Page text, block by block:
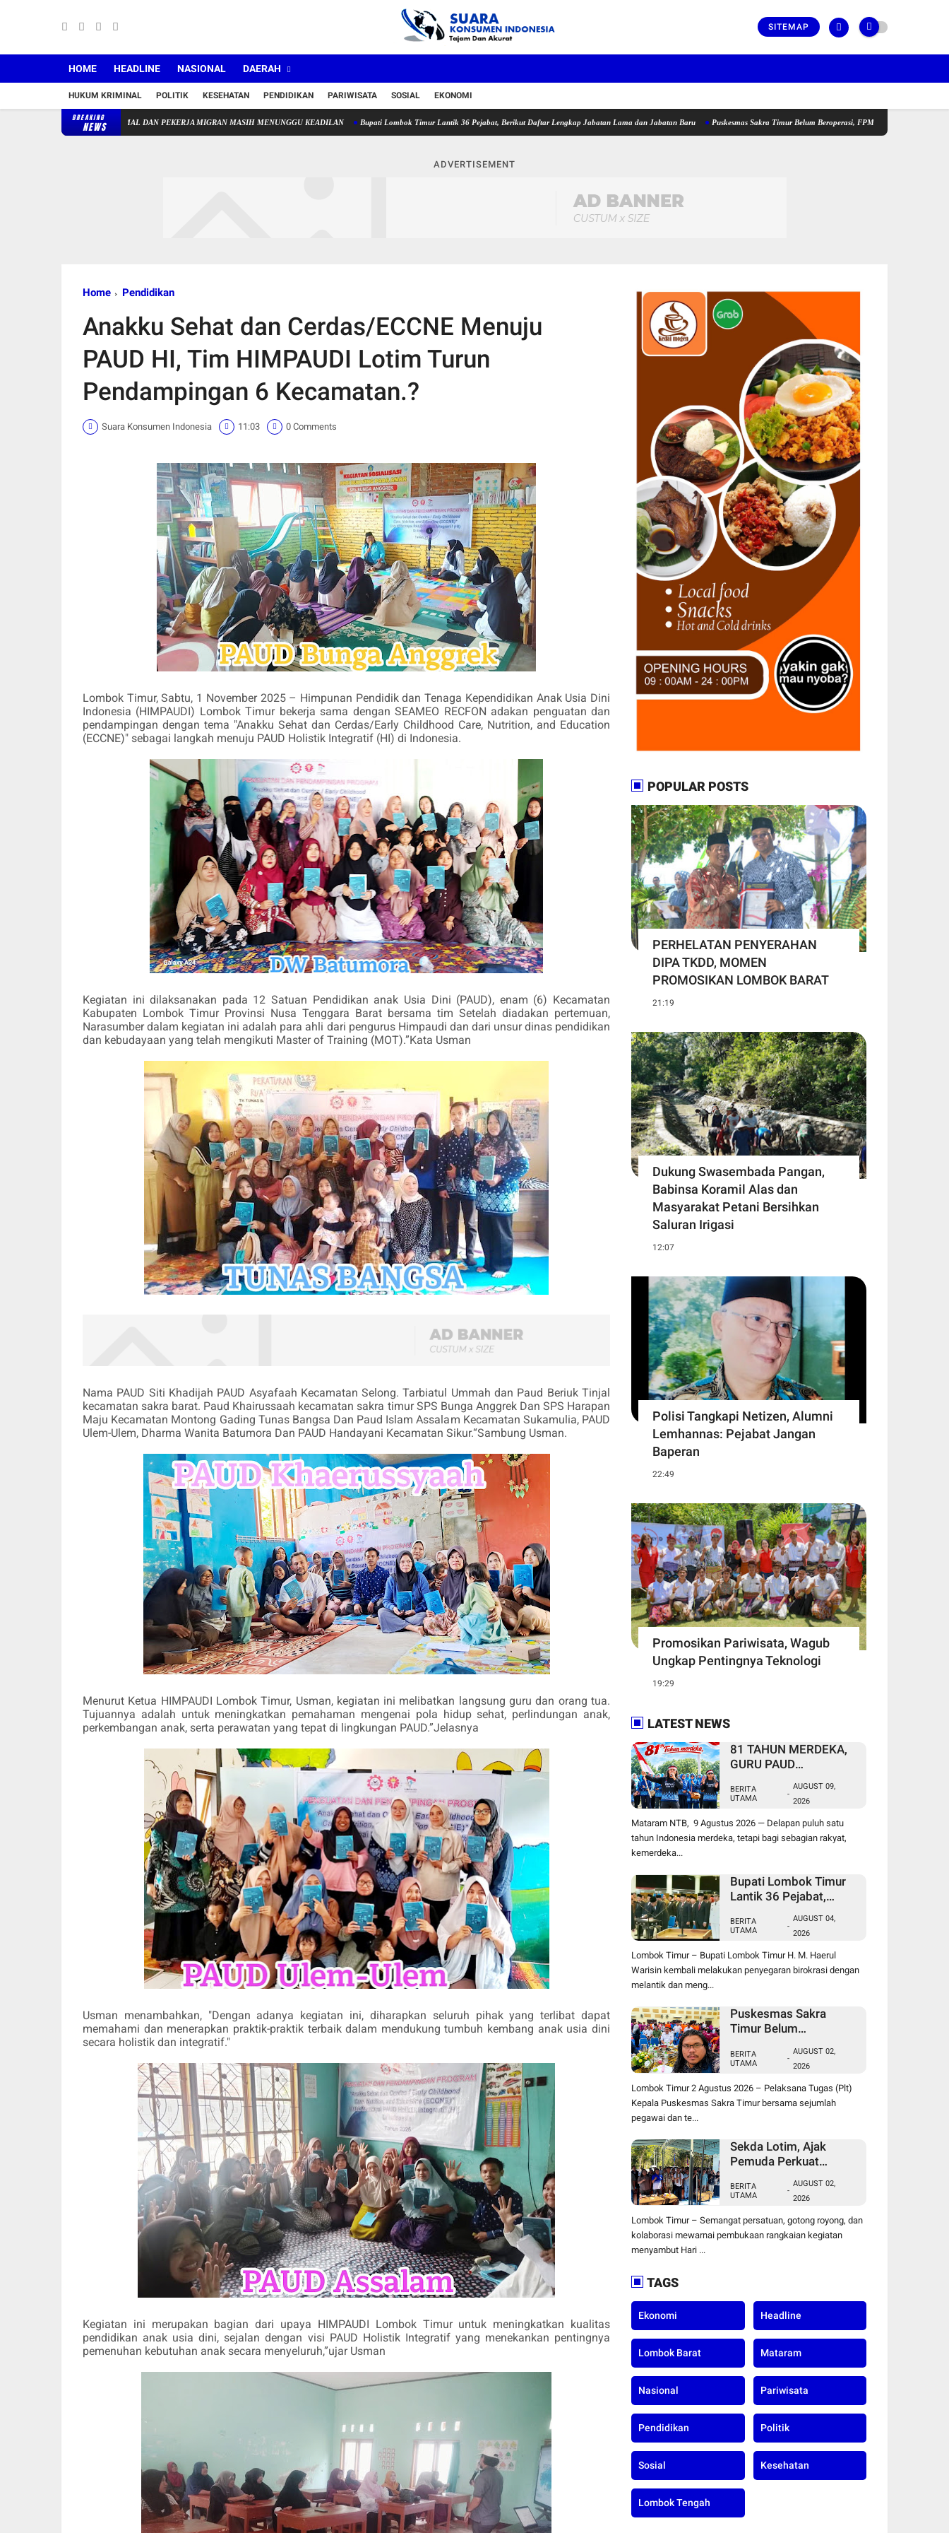
SITEMAP
HOME HEADLINE NASIONAL DAERAH
HUKUM KRIMINAL POLITIK KESEHATAN PENDIDIKAN PARIWISATA SOSIAL EKONOMI
BREAKING
NEWS
PAUD NONFORMAL DAN PEKERJA MIGRAN MASIH MENUNGGU KEADILAN Bupati Lombok Timur Lantik 36 Pejabat, Berikut Daftar Lengkap Jabatan Lama dan Jabatan Baru Puskesmas Sakra Timur Belum Beroperasi, FPM2 dan SBM NTB Pertanyakan
ADVERTISEMENT
Home Pendidikan
Anakku Sehat dan Cerdas/ECCNE Menuju
PAUD HI, Tim HIMPAUDI Lotim Turun
Pendampingan 6 Kecamatan.?
Suara Konsumen Indonesia 11:03 0 Comments
Lombok Timur, Sabtu, 1 November 2025 – Himpunan Pendidik dan Tenaga Kependidikan Anak Usia Dini
Indonesia (HIMPAUDI) Lombok Timur bekerja sama dengan SEAMEO RECFON adakan penguatan dan
pendampingan dengan tema "Anakku Sehat dan Cerdas/Early Childhood Care, Nutrition, and Education
(ECCNE)" sebagai langkah menuju PAUD Holistik Integratif (HI) di Indonesia.
Kegiatan ini dilaksanakan pada 12 Satuan Pendidikan anak Usia Dini (PAUD), enam (6) Kecamatan
Kabupaten Lombok Timur Provinsi Nusa Tenggara Barat bersama tim Setelah diadakan pertemuan,
Narasumber dalam kegiatan ini adalah para ahli dari pengurus Himpaudi dan dari unsur dinas pendidikan
dan kebudayaan yang telah mengikuti Master of Training (MOT).”Kata Usman
Nama PAUD Siti Khadijah PAUD Asyafaah Kecamatan Selong. Tarbiatul Ummah dan Paud Beriuk Tinjal
kecamatan sakra barat. Paud Khairussaah kecamatan sakra timur SPS Bunga Anggrek Dan SPS Harapan
Maju Kecamatan Montong Gading Tunas Bangsa Dan Paud Islam Assalam Kecamatan Sukamulia, PAUD
Ulem-Ulem, Dharma Wanita Batumora Dan PAUD Handayani Kecamatan Sikur.“Sambung Usman.
Menurut Ketua HIMPAUDI Lombok Timur, Usman, kegiatan ini melibatkan langsung guru dan orang tua.
Tujuannya adalah untuk meningkatkan pemahaman mengenai pola hidup sehat, perlindungan anak,
perkembangan anak, serta perawatan yang tepat di lingkungan PAUD.”Jelasnya
Usman menambahkan, "Dengan adanya kegiatan ini, diharapkan seluruh pihak yang terlibat dapat
memahami dan menerapkan praktik-praktik terbaik dalam mendukung tumbuh kembang anak usia dini
secara holistik dan integratif."
Kegiatan ini merupakan bagian dari upaya HIMPAUDI Lombok Timur untuk meningkatkan kualitas
pendidikan anak usia dini, sejalan dengan visi PAUD Holistik Integratif yang menekankan pentingnya
pemenuhan kebutuhan anak secara menyeluruh,”ujar Usman
POPULAR POSTS
PERHELATAN PENYERAHAN
DIPA TKDD, MOMEN
PROMOSIKAN LOMBOK BARAT
21:19
Dukung Swasembada Pangan,
Babinsa Koramil Alas dan
Masyarakat Petani Bersihkan
Saluran Irigasi
12:07
Polisi Tangkapi Netizen, Alumni
Lemhannas: Pejabat Jangan
Baperan
22:49
Promosikan Pariwisata, Wagub
Ungkap Pentingnya Teknologi
19:29
LATEST NEWS
81 TAHUN MERDEKA,
GURU PAUD
PEKERJA MIGRAN
MASIH MENUNGGU
KEADILAN
BERITA
UTAMA
-
AUGUST 09,
2026
Mataram NTB, 9 Agustus 2026 — Delapan puluh satu
tahun Indonesia merdeka, tetapi bagi sebagian rakyat,
kemerdeka...
Bupati Lombok Timur
Lantik 36 Pejabat,
Jabatan Lama dan
Jabatan Baru
BERITA
UTAMA
-
AUGUST 04,
2026
Lombok Timur – Bupati Lombok Timur H. M. Haerul
Warisin kembali melakukan penyegaran birokrasi dengan
melantik dan meng...
Puskesmas Sakra
Timur Belum
SBM NTB Pertanyakan
Penempatan Plt Kepala
Puskesmas serta
Tenaga Kesehatan
BERITA
UTAMA
-
AUGUST 02,
2026
Lombok Timur 2 Agustus 2026 – Pelaksana Tugas (Plt)
Kepala Puskesmas Sakra Timur bersama sejumlah
pegawai dan te...
Sekda Lotim, Ajak
Pemuda Perkuat
Pembukaan Rangkaian
Kegiatan Menyambut
HUT ke-81
Kemerdekaan RI di
BERITA
UTAMA
-
AUGUST 02,
2026
Lombok Timur – Semangat persatuan, gotong royong, dan
kolaborasi mewarnai pembukaan rangkaian kegiatan
menyambut Hari ...
TAGS
Ekonomi Headline
Lombok Barat Mataram
Nasional Pariwisata
Pendidikan Politik
Sosial Kesehatan
Lombok Tengah